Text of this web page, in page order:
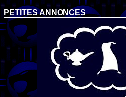
PETITES ANNONCES